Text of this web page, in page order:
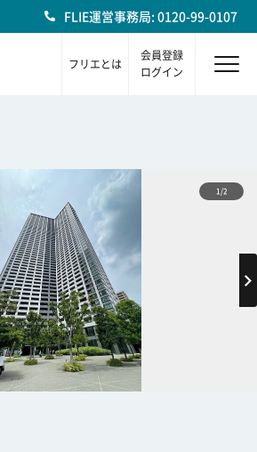
FLIE運営事務局: 0120-99-0107
フリエとは
会員登録
ログイン
1/2